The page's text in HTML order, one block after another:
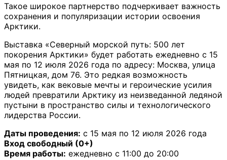
Такое широкое партнерство подчеркивает важность
сохранения и популяризации истории освоения
Арктики.
Выставка «Северный морской путь: 500 лет
покорения Арктики» будет работать ежедневно с 15
мая по 12 июля 2026 года по адресу: Москва, улица
Пятницкая, дом 76. Это редкая возможность
увидеть, как вековые мечты и героические усилия
людей превратили Арктику из неизведанной ледяной
пустыни в пространство силы и технологического
лидерства России.
Даты проведения: с 15 мая по 12 июля 2026 года
Вход свободный (0+)
Время работы: ежедневно с 11:00 до 20:00